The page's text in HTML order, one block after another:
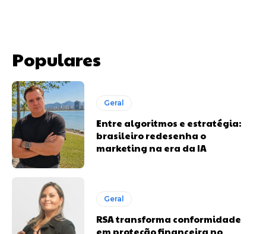
Populares
Geral
Entre algoritmos e estratégia:
brasileiro redesenha o
marketing na era da IA
Geral
RSA transforma conformidade
em proteção financeira no